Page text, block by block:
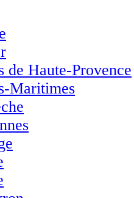
de Haute-Provence
Maritimes